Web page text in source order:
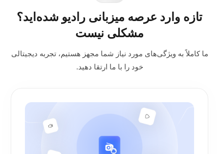
تازه وارد عرصه میزبانی رادیو شده‌اید؟
مشکلی نیست
ما کاملاً به ویژگی‌های مورد نیاز شما مجهز هستیم، تجربه دیجیتالی
خود را با ما ارتقا دهید.